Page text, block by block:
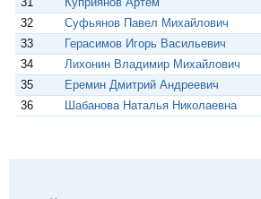
32
Суфьянов Павел Михайлович
33
Герасимов Игорь Васильевич
34
Лихонин Владимир Михайлович
35
Еремин Дмитрий Андреевич
36
Шабанова Наталья Николаевна